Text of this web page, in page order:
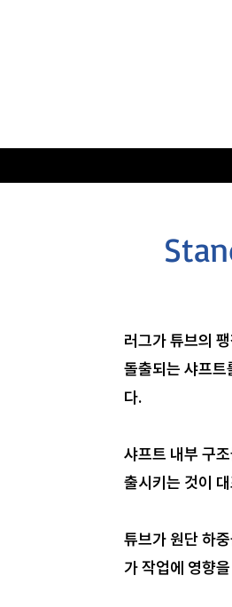
러그가 튜브의
돌출되는 샤프트
다.
샤프트 내부 구
출시키는 것이
튜브가 원단 하
가 작업에 영향